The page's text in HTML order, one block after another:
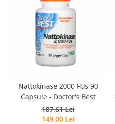
Nattokinase 2000 FUs 90
Capsule - Doctor's Best
187,61 Lei
149,00 Lei